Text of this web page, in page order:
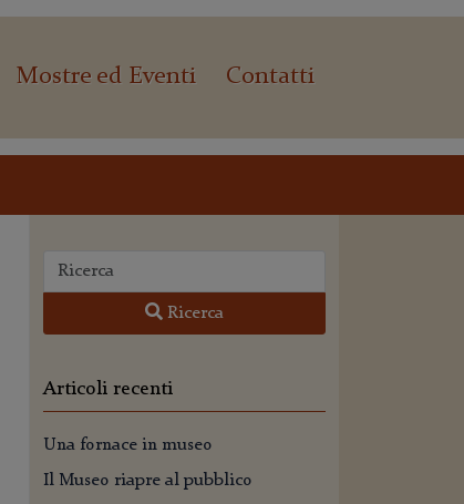
Mostre ed Eventi Contatti
Ricerca
Articoli recenti
Una fornace in museo
Il Museo riapre al pubblico